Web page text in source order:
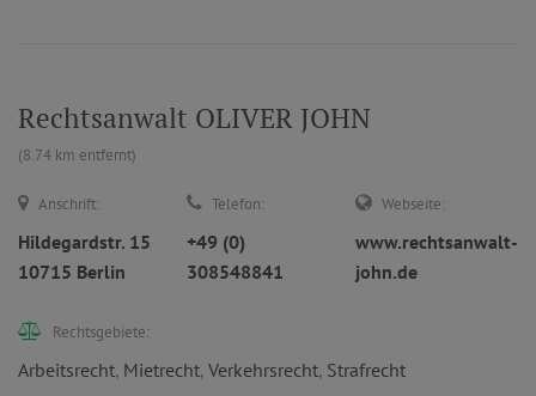
Rechtsanwalt OLIVER JOHN
(8.74 km entfernt)
Anschrift:
Hildegardstr. 15
10715 Berlin
Telefon:
+49 (0)
308548841
Webseite:
www.rechtsanwalt-
john.de
Rechtsgebiete:
Arbeitsrecht, Mietrecht, Verkehrsrecht, Strafrecht